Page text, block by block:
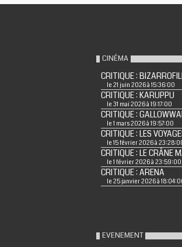
CINÉMA
CRITIQUE :
le 21 juin 2026 à 15:36:00
CRITIQUE : KARUPPU
le 31 mai 2026 à 19:17:00
CRITIQUE :
le 1 mars 2026 à 19:57:00
CRITIQUE : LES
le 15 février 2026 à
CRITIQUE : LE CRÂNE
le 1 février 2026 à 23:59:00
CRITIQUE : ARENA
le 25 janvier 2026 à
EVENEMENT